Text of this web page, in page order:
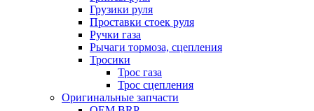
Грузики руля
Проставки стоек руля
Ручки газа
Рычаги тормоза, сцепления
Тросики
Трос газа
Трос сцепления
Оригинальные запчасти